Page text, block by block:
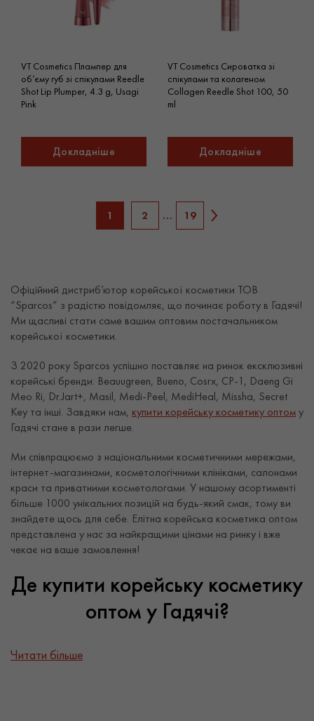
VT Cosmetics Плампер для
об’єму губ зі спікулами Reedle
Shot Lip Plumper, 4.3 g, Usagi
Pink
Докладніше
VT Cosmetics Сироватка зі
спікулами та колагеном
Collagen Reedle Shot 100, 50
ml
Докладніше
1 2 … 19
Офіційний дистриб’ютор корейської косметики ТОВ
“Sparcos” з радістю повідомляє, що починає роботу в Гадячі!
Ми щасливі стати саме вашим оптовим постачальником
корейської косметики.
З 2020 року Sparcos успішно поставляє на ринок ексклюзивні
корейські бренди: Beauugreen, Bueno, Cosrx, CP-1, Daeng Gi
Meo Ri, Dr.Jart+, Masil, Medi-Peel, MediHeal, Missha, Secret
Key та інші. Завдяки нам, купити корейську косметику оптому
Гадячі стане в рази легше.
Ми співпрацюємо з національними косметичними мережами,
інтернет-магазинами, косметологічними клініками, салонами
краси та приватними косметологами. У нашому асортименті
більше 1000 унікальних позицій на будь-який смак, тому ви
знайдете щось для себе. Елітна корейська косметика оптом
представлена у нас за найкращими цінами на ринку і вже
чекає на ваше замовлення!
Де купити корейську косметику
оптом у Гадячі?
Купити корейську косметику оптом без посередників у Гадячі
Читати більше